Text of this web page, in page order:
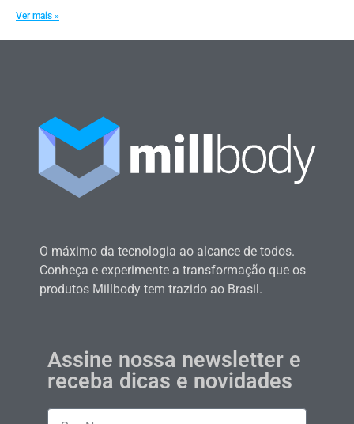
Ver mais »
O máximo da tecnologia ao alcance de todos.
Conheça e experimente a transformação que os
produtos Millbody tem trazido ao Brasil.
Assine nossa newsletter e
receba dicas e novidades